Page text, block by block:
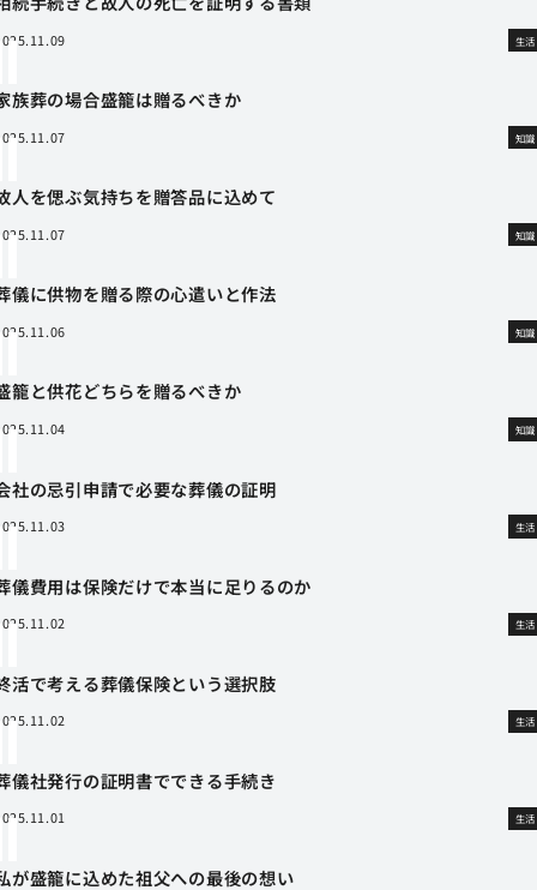
生活
族葬の場合盛籠は贈るべきか
知識
人を偲ぶ気持ちを贈答品に込めて
知識
儀に供物を贈る際の心遣いと作法
知識
籠と供花どちらを贈るべきか
知識
社の忌引申請で必要な葬儀の証明
生活
儀費用は保険だけで本当に足りるのか
生活
活で考える葬儀保険という選択肢
生活
儀社発行の証明書でできる手続き
生活
が盛籠に込めた祖父への最後の想い